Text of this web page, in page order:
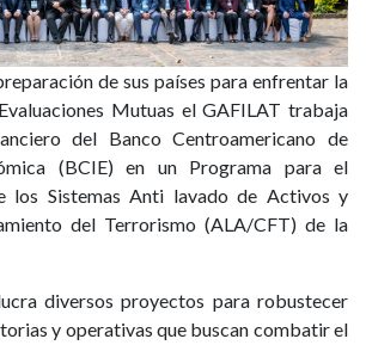
de sus países para enfrentar la
Mutuas el GAFILAT trabaja
del Banco Centroamericano de
(BCIE) en un Programa para el
los Sistemas Anti lavado de Activos y
del Terrorismo (ALA/CFT) de la
diversos proyectos para robustecer
y operativas que buscan combatir el